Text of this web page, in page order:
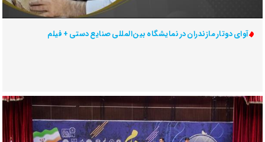
آوای دوتار مازندران در نمایشگاه بین‌المللی صنایع دستی + فیلم